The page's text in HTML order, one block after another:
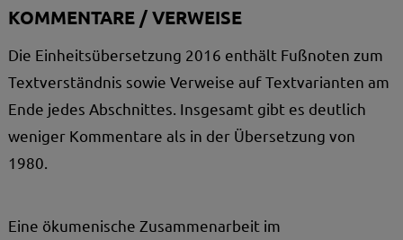
KOMMENTARE / VERWEISE
Die Einheitsübersetzung 2016 enthält Fußnoten zum
Textverständnis sowie Verweise auf Textvarianten am
Ende jedes Abschnittes. Insgesamt gibt es deutlich
weniger Kommentare als in der Übersetzung von
1980.
Eine ökumenische Zusammenarbeit im